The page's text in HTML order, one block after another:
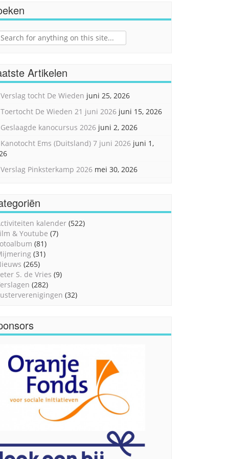
Artikelen
Verslag tocht De Wieden juni 25, 2026
Toertocht De Wieden 21 juni 2026 juni 15, 2026
Geslaagde kanocursus 2026 juni 2, 2026
Kanotocht Ems (Duitsland) 7 juni 2026 juni 1,
Verslag Pinksterkamp 2026 mei 30, 2026
kalender (522)
& Youtube (7)
(81)
(31)
(265)
S. de Vries (9)
(282)
(32)